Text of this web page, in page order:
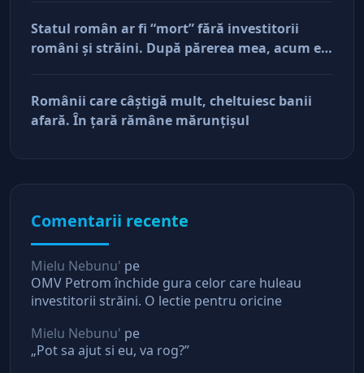
Statul român ar fi “mort” fără investitorii
români şi străini. După părerea mea, acum e
Românii care câştigă mult, cheltuiesc banii
afară. În ţară rămâne mărunţişul
Comentarii recente
Mielu Nebunu' pe
OMV Petrom închide gura celor care huleau
investitorii străini. O lectie pentru oricine
Mielu Nebunu' pe
„Pot sa ajut si eu, va rog?”